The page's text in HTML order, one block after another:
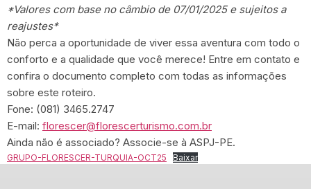
*Valores com base no câmbio de 07/01/2025 e sujeitos a
reajustes*
Não perca a oportunidade de viver essa aventura com todo o
conforto e a qualidade que você merece! Entre em contato e
confira o documento completo com todas as informações
sobre este roteiro.
Fone: (081) 3465.2747
E-mail: florescer@florescerturismo.com.br
Ainda não é associado? Associe-se à ASPJ-PE.
GRUPO-FLORESCER-TURQUIA-OCT25 Baixar